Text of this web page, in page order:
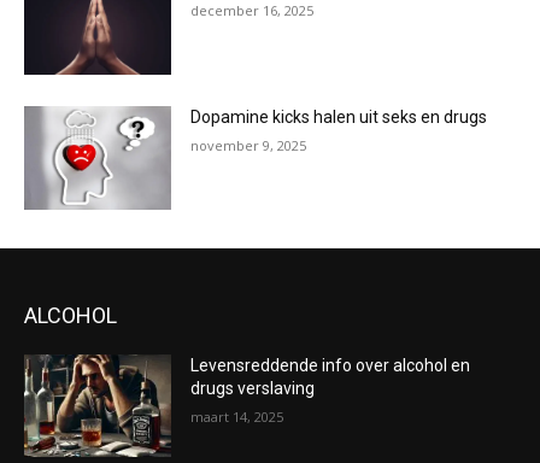
december 16, 2025
Dopamine kicks halen uit seks en drugs
november 9, 2025
ALCOHOL
Levensreddende info over alcohol en
drugs verslaving
maart 14, 2025